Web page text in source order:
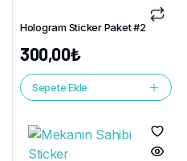
Hologram Sticker Paket #2
300,00₺
Sepete Ekle